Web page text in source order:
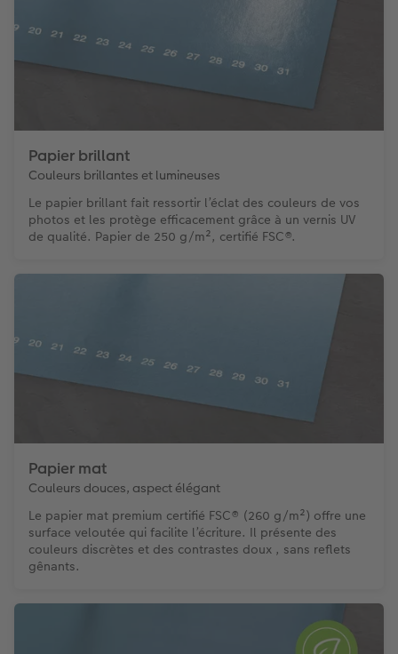
Papier brillant
Couleurs brillantes et lumineuses
Le papier brillant fait ressortir l’éclat des couleurs de vos
photos et les protège efficacement grâce à un vernis UV
de qualité. Papier de 250 g/m², certifié FSC®.
Papier mat
Couleurs douces, aspect élégant
Le papier mat premium certifié FSC® (260 g/m²) offre une
surface veloutée qui facilite l’écriture. Il présente des
couleurs discrètes et des contrastes doux , sans reflets
gênants.